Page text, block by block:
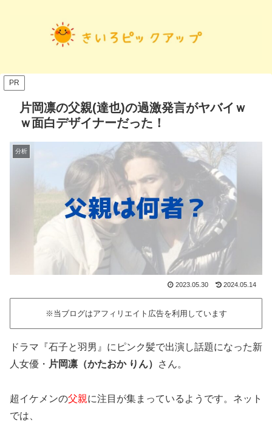
PR
片岡凛の父親(達也)の過激発言がヤバイｗ
ｗ面白デザイナーだった！
分析
2023.05.30 2024.05.14
※当ブログはアフィリエイト広告を利用しています
ドラマ『石子と羽男』にピンク髪で出演し話題になった新
人女優・ 片岡凛（かたおか りん） さん。
超イケメンの父親に注目が集まっているようです。ネット
では、